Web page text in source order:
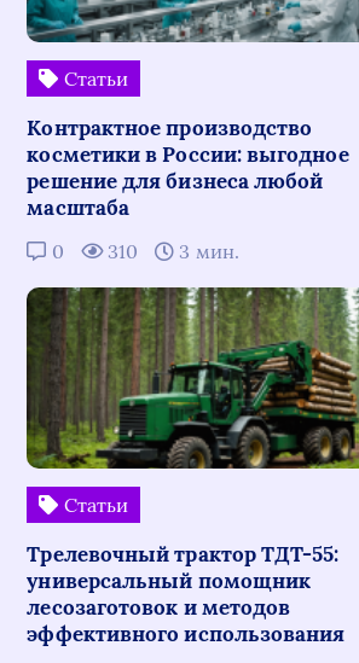
Статьи
Контрактное производство
косметики в России: выгодное
решение для бизнеса любой
масштаба
0 310 3 мин.
Статьи
Трелевочный трактор ТДТ-55:
универсальный помощник
лесозаготовок и методов
эффективного использования